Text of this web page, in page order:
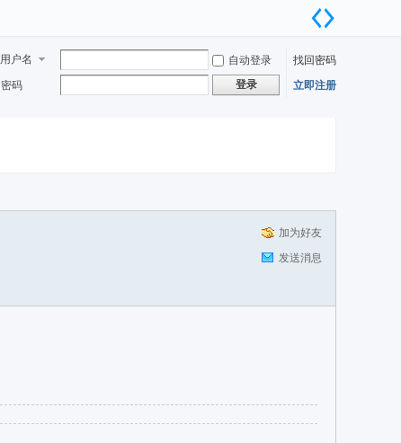
用户名 自动登录
找回密码
密码
登录 立即注册
加为好友
发送消息